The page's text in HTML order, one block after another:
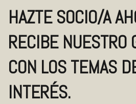
HAZTE SOCIO/A
RECIBE NUESTRO
CON LOS TEMAS
INTERÉS.